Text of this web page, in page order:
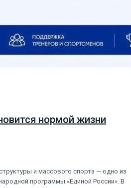
нормой жизни
и массового спорта — одно из
программы «Единой России». В